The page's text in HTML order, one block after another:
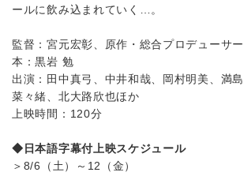
ールに飲み込まれていく…。
監督：宮元宏彰、原作・総合プロデューサ
本：黒岩 勉
出演：田中真弓、中井和哉、岡村明美、満
菜々緒、北大路欣也ほか
上映時間：120分
◆日本語字幕付上映スケジュール
＞8/6（土）～12（金）